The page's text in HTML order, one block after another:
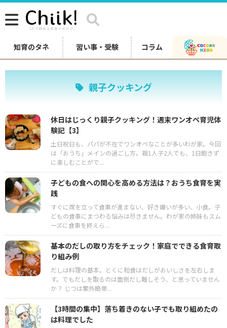
知育のタネ 習い事・受験 コラム
親子クッキング
休日はじっくり親子クッキング！週末ワンオペ育児体
験記【3】
土日祝日も、パパが不在でワンオペなことが多いわが家。今回
は「おうち」メインの過ごし方。親1人子2人でも、1日飽きず
に楽しむことがで...
子どもの食への関心を高める方法は？おうち食育を実
践
すぐに席を立って食事が進まない、好き嫌いが多い、小食。子
どもの食事にまつわる悩みは尽きません。わが家の姉妹もスム
ーズに食事を終えら...
基本のだしの取り方をチェック！家庭でできる食育取
り組み例
だしは料理の基本。とくに和食はだしがおいしさを左右しま
す。でもだしを取るのは面倒だし難しそう、と思っていません
か？ じつは案外簡単...
【3時間の集中】落ち着きのない子でも取り組めたの
は料理でした